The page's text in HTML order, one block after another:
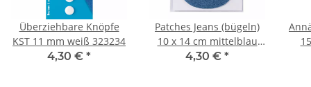
Überziehbare Knöpfe
KST 11 mm weiß 323234
4,30 € *
Patches Jeans (bügeln)
10 x 14 cm mittelblau
929301
4,30 € *